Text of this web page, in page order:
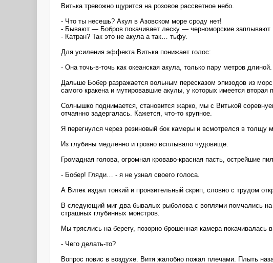
Витька тревожно щурится на розовое рассветное небо.
- Что ты несешь? Акул в Азовском море сроду нет!
- Бывают — Бобров покачивает леску — черноморские заплывают
- Катран? Так это не акула а так… тьфу.
Для усиления эффекта Витька понижает голос:
- Она точь-в-точь как океанская акула, только пару метров
Дальше Бобер разражается вольным пересказом эпизодов из
самого кракена и мутировавшие акулы, у которых имеется
Солнышко поднимается, становится жарко, мы с Витькой
отчаянно задергалась. Кажется, что-то крупное.
Я перегнулся через резиновый бок камеры и всмотрелся в толщу
Из глубины медленно и грозно всплывало чудовище.
Громадная голова, огромная кроваво-красная пасть, острейшие
- Бобер! Гляди… - я не узнал своего голоса.
А Витек издал тонкий и пронзительный скрип, словно с трудом
В следующий миг два бывалых рыболова с воплями помчались
страшных глубинных монстров.
Мы тряслись на берегу, позорно брошенная камера покачивалась
- Чего делать-то?
Вопрос повис в воздухе. Витя жалобно пожал плечами. Плыть